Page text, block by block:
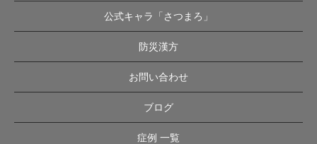
公式キャラ「さつまろ」
防災漢方
お問い合わせ
ブログ
症例 一覧